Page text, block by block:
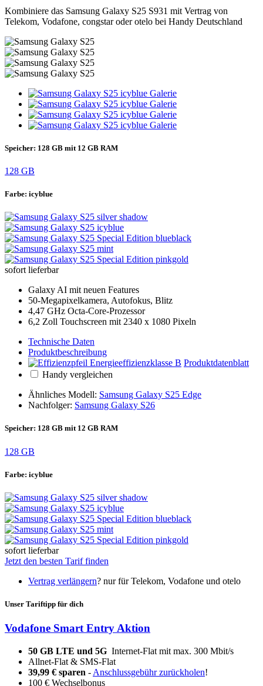
Kombiniere das Samsung Galaxy S25 S931 mit Vertrag von
Telekom, Vodafone, congstar oder otelo bei Handy Deutschland
Speicher: 128 GB mit 12 GB RAM
128 GB
Farbe: icyblue
sofort lieferbar
Galaxy AI mit neuen Features
50-Megapixelkamera, Autofokus, Blitz
4,47 GHz Octa-Core-Prozessor
6,2 Zoll Touchscreen mit 2340 x 1080 Pixeln
Technische Daten
Produktbeschreibung
Produktdatenblatt
Handy vergleichen
Ähnliches Modell: Samsung Galaxy S25 Edge
Nachfolger: Samsung Galaxy S26
Speicher: 128 GB mit 12 GB RAM
128 GB
Farbe: icyblue
sofort lieferbar
Jetzt den besten Tarif finden
Vertrag verlängern? nur für Telekom, Vodafone und otelo
Unser Tariftipp für dich
Vodafone Smart Entry Aktion
50 GB LTE und 5G Internet-Flat mit max. 300 Mbit/s
Allnet-Flat & SMS-Flat
39,99 € sparen - Anschlussgebühr zurückholen!
100 € Wechselbonus